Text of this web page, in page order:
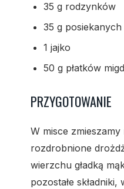
35 g rodzynków
35 g posiekanych
1 jajko
50 g płatków
PRZYGOTOWANIE
W misce
rozdrobnione
wierzchu gładką
pozostałe